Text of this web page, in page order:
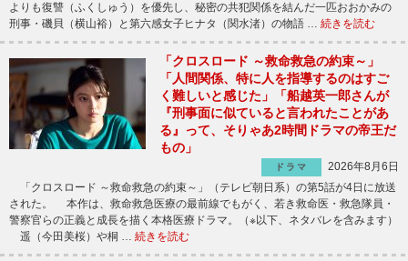
よりも復讐（ふくしゅう）を優先し、秘密の共犯関係を結んだ一匹おおかみの
刑事・磯貝（横山裕）と第六感女子ヒナタ（関水渚）の物語 … 続きを読む
「クロスロード ～救命救急の約束～」
「人間関係、特に人を指導するのはすご
く難しいと感じた」「船越英一郎さんが
『刑事面に似ていると言われたことがあ
る』って、そりゃあ2時間ドラマの帝王だ
もの」
ドラマ
2026年8月6日
「クロスロード ～救命救急の約束～」（テレビ朝日系）の第5話が4日に放送
された。 本作は、救命救急医療の最前線でもがく、若き救命医・救急隊員・
警察官らの正義と成長を描く本格医療ドラマ。（※以下、ネタバレを含みます）
遥（今田美桜）や桐 … 続きを読む